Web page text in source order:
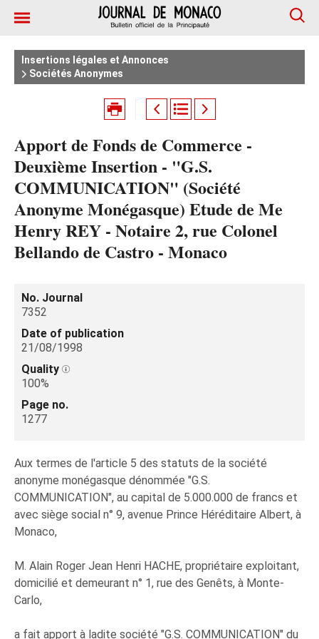
Insertions légales et Annonces
Sociétés Anonymes
Apport de Fonds de Commerce -
Deuxième Insertion - "G.S.
COMMUNICATION" (Société
Anonyme Monégasque) Etude de Me
Henry REY - Notaire 2, rue Colonel
Bellando de Castro - Monaco
No. Journal
7352
Date of publication
21/08/1998
Quality
100%
Page no.
1277
Aux termes de l'article 5 des statuts de la société
anonyme monégasque dénommée "G.S.
COMMUNICATION", au capital de 5.000.000 de francs et
avec siège social n° 9, avenue Prince Héréditaire Albert, à
Monaco,
M. Alain Roger Jean Henri HACHE, propriétaire exploitant,
domicilié et demeurant n° 1, rue des Genêts, à Monte-
Carlo,
a fait apport à ladite société "G.S. COMMUNICATION" du